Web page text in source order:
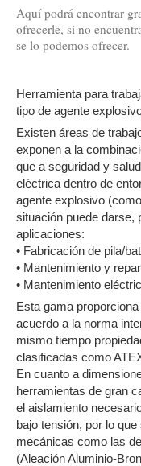
Aquí podrá encontrar
ofrecerle, si no
se lo podemos ofrecer.
Herramienta para
tipo de agente
Existen áreas de
exponen a la
que a seguridad y
eléctrica dentro de
agente explosivo
situación puede darse,
aplicaciones:
• Fabricación de pila/
• Mantenimiento y
• Mantenimiento
Esta gama
acuerdo a la norma
mismo tiempo
clasificadas como
En cuanto a
herramientas de gran
el aislamiento
bajo tensión, por lo
mecánicas como las
(Aleación Aluminio-